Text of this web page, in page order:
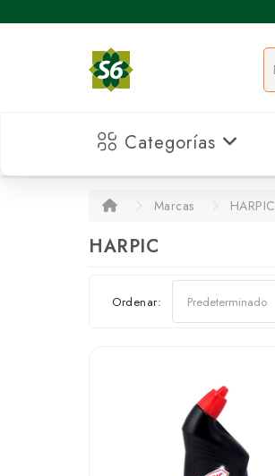
Categorías
Marcas HARPIC
HARPIC
Ordenar: